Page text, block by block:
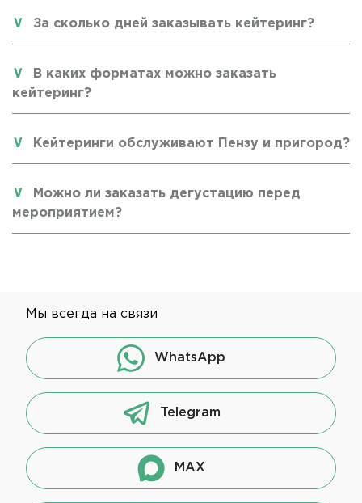
За сколько дней заказывать кейтеринг?
В каких форматах можно заказать
кейтеринг?
Кейтеринги обслуживают Пензу и пригород?
Можно ли заказать дегустацию перед
мероприятием?
Мы всегда на связи
WhatsApp
Telegram
MAX